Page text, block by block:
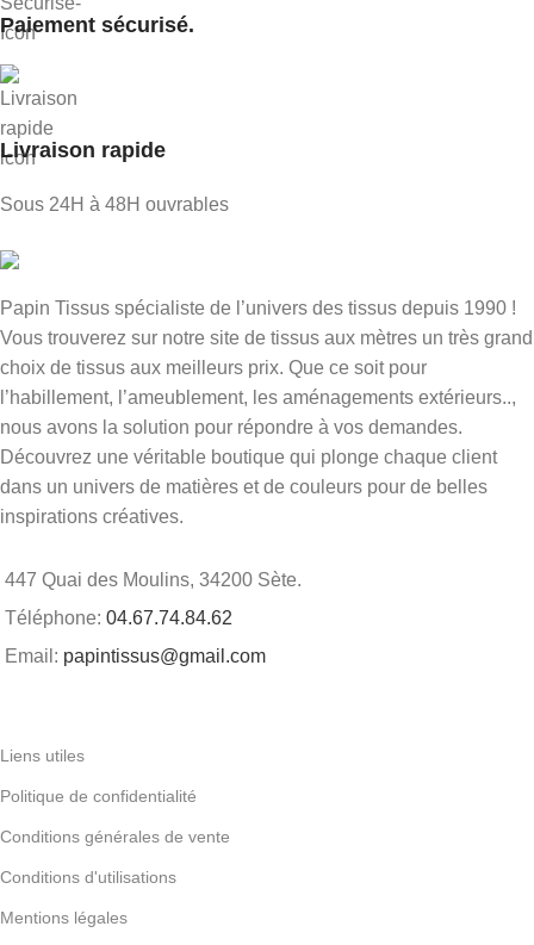
Paiement sécurisé.
Livraison rapide
Sous 24H à 48H ouvrables
Papin Tissus spécialiste de l’univers des tissus depuis 1990 !
Vous trouverez sur notre site de tissus aux mètres un très grand
choix de tissus aux meilleurs prix. Que ce soit pour
l’habillement, l’ameublement, les aménagements extérieurs..,
nous avons la solution pour répondre à vos demandes.
Découvrez une véritable boutique qui plonge chaque client
dans un univers de matières et de couleurs pour de belles
inspirations créatives.
447 Quai des Moulins, 34200 Sète.
Téléphone: 04.67.74.84.62
Email: papintissus@gmail.com
Liens utiles
Politique de confidentialité
Conditions générales de vente
Conditions d'utilisations
Mentions légales